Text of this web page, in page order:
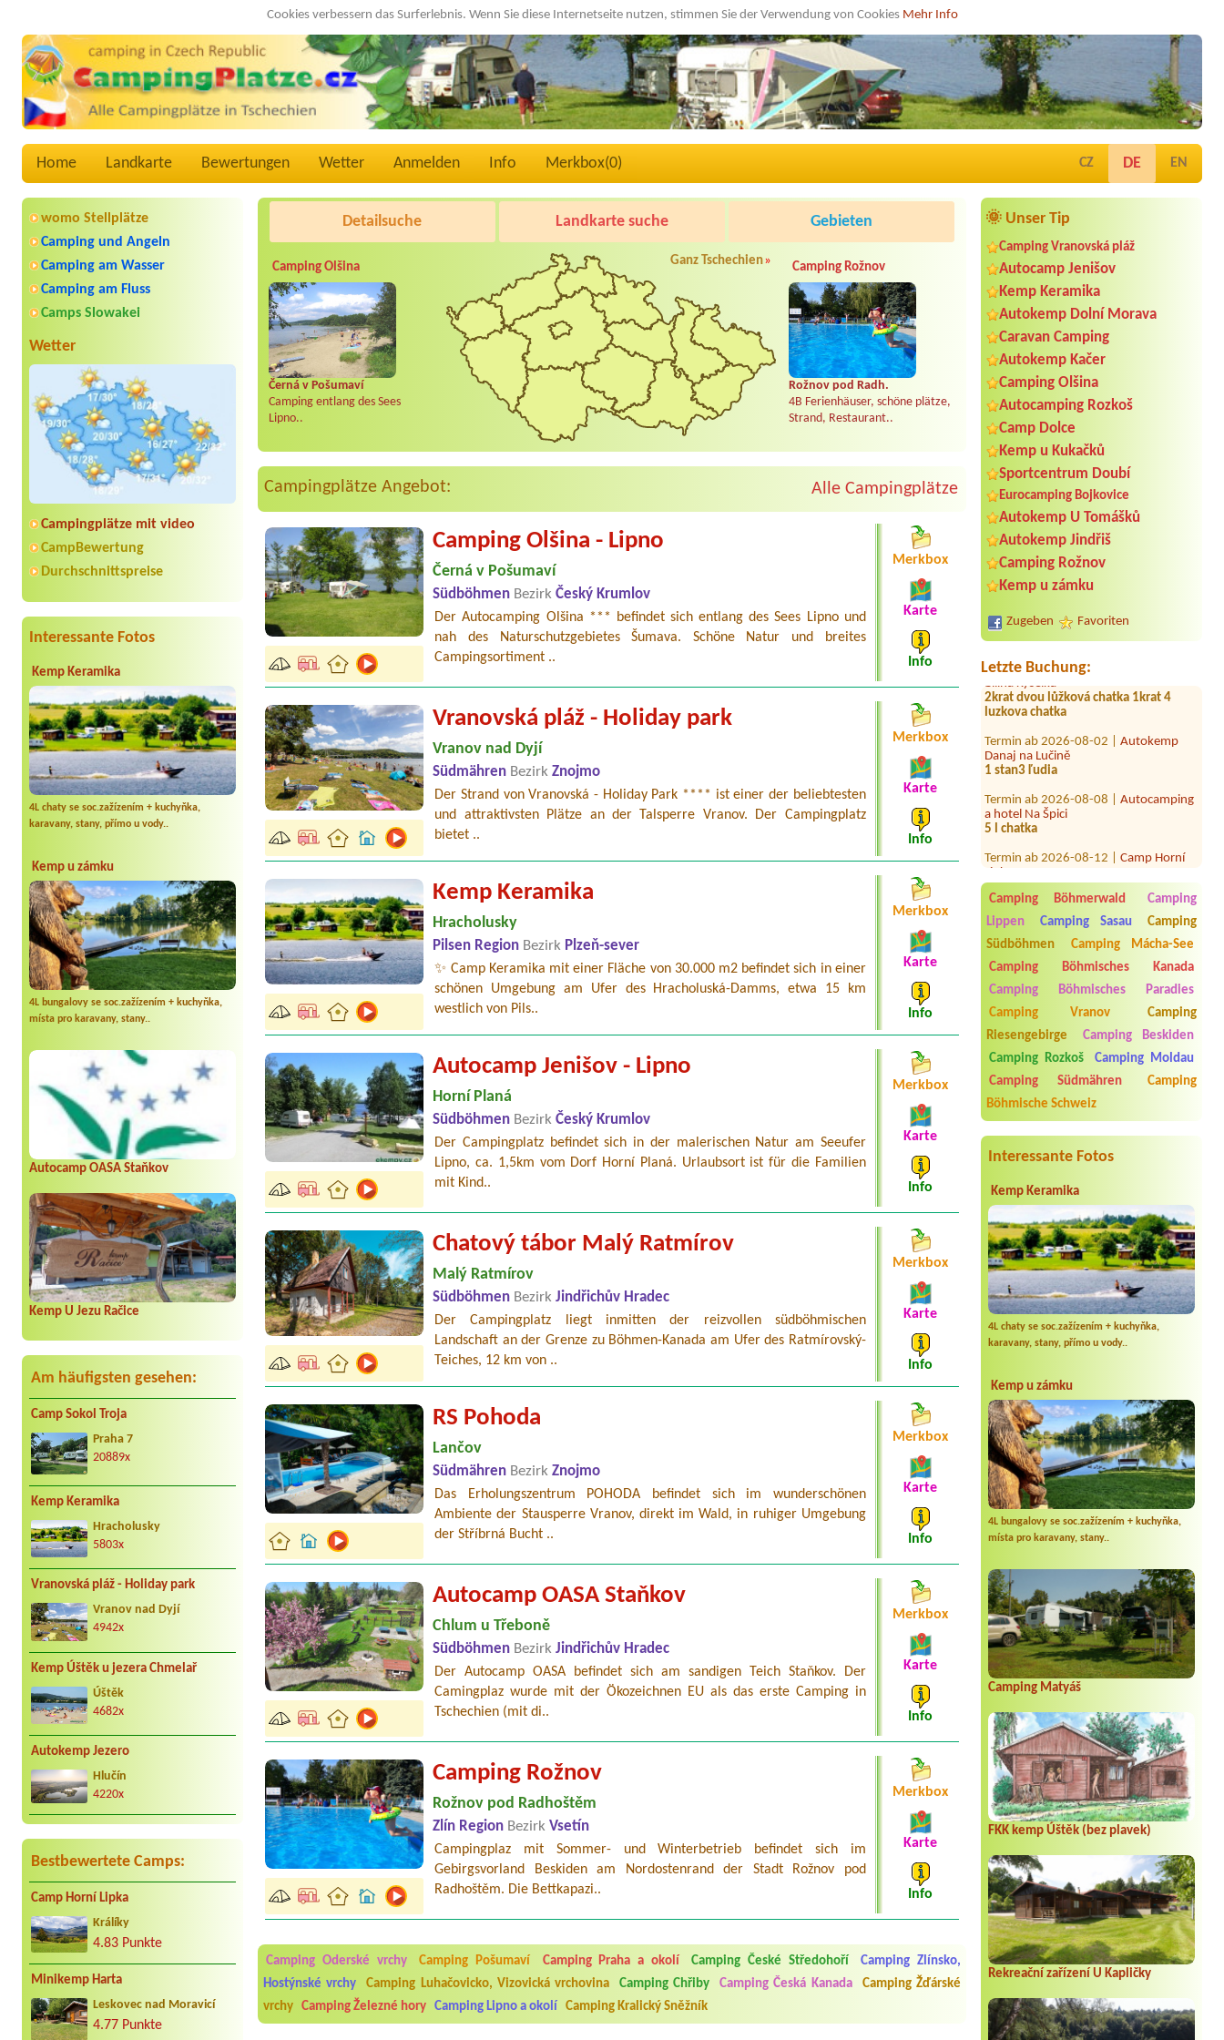
Cookies verbessern das Surferlebnis. Wenn Sie diese Internetseite nutzen, stimmen Sie der Verwendung von Cookies Mehr Info
Home Landkarte Bewertungen Wetter Anmelden Info Merkbox(0) CZ DE EN
womo Stellplätze
Camping und Angeln
Camping am Wasser
Camping am Fluss
Camps Slowakei
Wetter
Campingplätze mit video
CampBewertung
Durchschnittspreise
Interessante Fotos
Kemp Keramika
4L chaty se soc.zažízením + kuchyňka,
karavany, stany, přímo u vody..
Kemp u zámku
4L bungalovy se soc.zažízením + kuchyňka,
místa pro karavany, stany..
Autocamp OASA Staňkov
Kemp U Jezu Račice
Am häufigsten gesehen:
Camp Sokol Troja
Praha 7
20889x
Kemp Keramika
Hracholusky
5803x
Vranovská pláž - Holiday park
Vranov nad Dyjí
4942x
Kemp Úštěk u jezera Chmelař
Úštěk
4682x
Autokemp Jezero
Hlučín
4220x
Bestbewertete Camps:
Camp Horní Lipka
Králíky
4.83 Punkte
Minikemp Harta
Leskovec nad Moravicí
4.77 Punkte
🌞 Unser Tip
Camping Vranovská pláž
Autocamp Jenišov
Kemp Keramika
Autokemp Dolní Morava
Caravan Camping
Autokemp Kačer
Camping Olšina
Autocamping Rozkoš
Camp Dolce
Kemp u Kukačků
Sportcentrum Doubí
Eurocamping Bojkovice
Autokemp U Tomášků
Autokemp Jindřiš
Camping Rožnov
Kemp u zámku
Zugeben Favoriten
Letzte Buchung:
Termin ab 2026-08-03 |Autokemp
Radost
Chata pro 2 osoby
Termin ab 2026-07-24 |
Club Dyje
osoby+1 pes
Bílina Kyselka
luzkova chatka
Danaj na Lučině
1 stan3 ľudia
a hotel Na Špici
5 l chatka
Lipka
1 place for 4-persons rent, 2 adults, 2
children, car, electricity
Termin ab 2026-07-26 |Autokemp U
Kosů
Termin ab 2026-08-13 |
Kemp Chatky
Nové Město
2 osoby
Termin ab 2026-08-10 |
Kemp Trhovky
karavan +dodávka , 2x dítě ,
Termin ab 2026-08-08 |Stellplatz Brno
1 posto vicino elettricità
Camping Böhmerwald
Camping
Lippen
Camping Sasau
Camping
Südböhmen
Camping Mácha-See
Camping Böhmisches Kanada
Camping Böhmisches Paradies
Camping Vranov
Camping
Riesengebirge
Camping Beskiden
Camping Rozkoš
Camping Moldau
Camping Südmähren
Camping
Böhmische Schweiz
Interessante Fotos
Kemp Keramika
4L chaty se soc.zažízením + kuchyňka,
karavany, stany, přímo u vody..
Kemp u zámku
4L bungalovy se soc.zažízením + kuchyňka,
místa pro karavany, stany..
Camping Matyáš
FKK kemp Úštěk (bez plavek)
Rekreační zařízení U Kapličky
Detailsuche Landkarte suche Gebieten
Camping Olšina
Černá v Pošumaví
Camping entlang des Sees
Lipno..
Ganz Tschechien» Camping Rožnov
Rožnov pod Radh.
4B Ferienhäuser, schöne plätze,
Strand, Restaurant..
Campingplätze Angebot: Alle Campingplätze
Camping Olšina - Lipno
Černá v Pošumaví
Südböhmen Bezirk Český Krumlov
Der Autocamping Olšina *** befindet sich entlang des Sees Lipno und
nah des Naturschutzgebietes Šumava. Schöne Natur und breites
Campingsortiment ..
Merkbox
Karte
Info
Vranovská pláž - Holiday park
Vranov nad Dyjí
Südmähren Bezirk Znojmo
Der Strand von Vranovská - Holiday Park **** ist einer der beliebtesten
und attraktivsten Plätze an der Talsperre Vranov. Der Campingplatz
bietet ..
Merkbox
Karte
Info
Kemp Keramika
Hracholusky
Pilsen Region Bezirk Plzeň-sever
✨ Camp Keramika mit einer Fläche von 30.000 m2 befindet sich in einer
schönen Umgebung am Ufer des Hracholuská-Damms, etwa 15 km
westlich von Pils..
Merkbox
Karte
Info
Autocamp Jenišov - Lipno
Horní Planá
Südböhmen Bezirk Český Krumlov
Der Campingplatz befindet sich in der malerischen Natur am Seeufer
Lipno, ca. 1,5km vom Dorf Horní Planá. Urlaubsort ist für die Familien
mit Kind..
Merkbox
Karte
Info
Chatový tábor Malý Ratmírov
Malý Ratmírov
Südböhmen Bezirk Jindřichův Hradec
Der Campingplatz liegt inmitten der reizvollen südböhmischen
Landschaft an der Grenze zu Böhmen-Kanada am Ufer des Ratmírovský-
Teiches, 12 km von ..
Merkbox
Karte
Info
RS Pohoda
Lančov
Südmähren Bezirk Znojmo
Das Erholungszentrum POHODA befindet sich im wunderschönen
Ambiente der Stausperre Vranov, direkt im Wald, in ruhiger Umgebung
der Stříbrná Bucht ..
Merkbox
Karte
Info
Autocamp OASA Staňkov
Chlum u Třeboně
Südböhmen Bezirk Jindřichův Hradec
Der Autocamp OASA befindet sich am sandigen Teich Staňkov. Der
Camingplaz wurde mit der Ökozeichnen EU als das erste Camping in
Tschechien (mit di..
Merkbox
Karte
Info
Camping Rožnov
Rožnov pod Radhoštěm
Zlín Region Bezirk Vsetín
Campingplaz mit Sommer- und Winterbetrieb befindet sich im
Gebirgsvorland Beskiden am Nordostenrand der Stadt Rožnov pod
Radhoštěm. Die Bettkapazi..
Merkbox
Karte
Info
Camping Oderské vrchy Camping Pošumaví Camping Praha a okolí Camping České Středohoří
Camping Zlínsko,
Hostýnské vrchy
Camping Luhačovicko, Vizovická vrchovina Camping Chřiby Camping Česká Kanada
Camping Žďárské
vrchy
Camping Železné hory Camping Lipno a okolí Camping Kralický Sněžník
Aneta Melicharová***
Byli jsme zde v týdnu od 25.7. do 1.8. 2026. Kemp jako takový je pěkný. V umývárně i na WC bylo vždy čisto, doplněný papír i
velice zklamalo byl celodenní hluk z repráků u stanů a absolutní bezohlednost ostatních ubytovaných. Přes den jsem si připadala
jak na pouti- z každého koutu hrála jiná hudba.Kemp pěkný, ale takový rámus jsme ještě nezažili...
Chtěli jsme být týden,byli jsme dva. Na začátku prázdnin. Přijeli jsme karavanem. Klid pohoda socialky nové krásné čisté,koupání
super. Restaurace s jídlem, a dobrým jídlem za slušnou cenu na dosah, a spoustu možností na výlety. Veškerý personál se choval